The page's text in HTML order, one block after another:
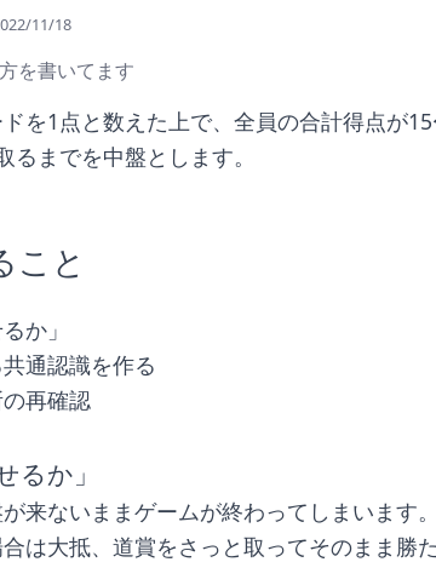
11/18
を書いてます
を1点と数えた上で、全員の合計得点が
までを中盤とします。
こと
か」
通認識を作る
再確認
るか」
来ないままゲームが終わってしまいます
は大抵、道賞をさっと取ってそのまま勝